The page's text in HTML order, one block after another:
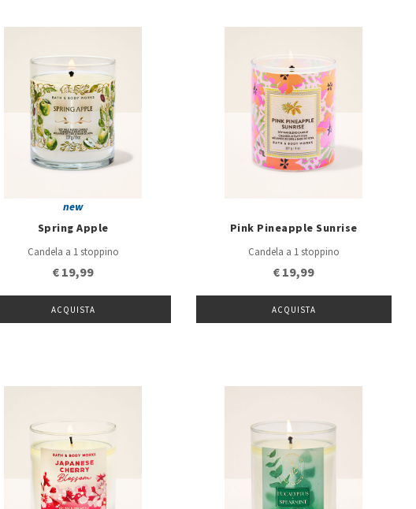
new
Spring Apple
Candela a 1 stoppino
€ 19,99
ACQUISTA
Pink Pineapple Sunrise
Candela a 1 stoppino
€ 19,99
ACQUISTA